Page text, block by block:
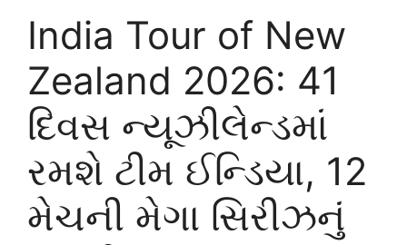
India Tour of New
Zealand 2026: 41
દિવસ ન્યૂઝીલેન્ડમાં
રમશે ટીમ ઈન્ડિયા, 12
મેચની મેગા સિરીઝનું